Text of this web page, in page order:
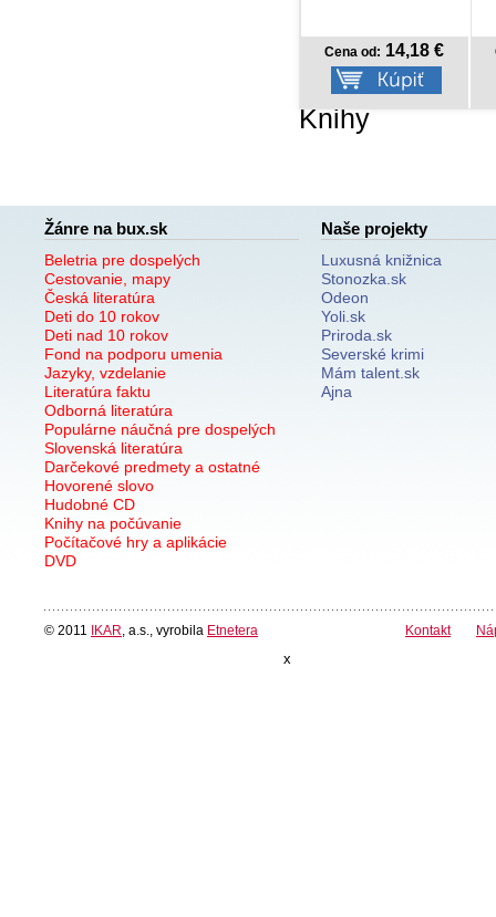
Cena od: 14,06 €
Knihy
Žánre na bux.sk
Beletria pre dospelých
Cestovanie, mapy
Česká literatúra
Deti do 10 rokov
Deti nad 10 rokov
Fond na podporu umenia
Jazyky, vzdelanie
Literatúra faktu
Odborná literatúra
Populárne náučná pre dospelých
Slovenská literatúra
Darčekové predmety a ostatné
Hovorené slovo
Hudobné CD
Knihy na počúvanie
Počítačové hry a aplikácie
DVD
Naše projekty
Luxusná knižnica
Stonozka.sk
Odeon
Yoli.sk
Priroda.sk
Severské krimi
Mám talent.sk
Ajna
© 2011 IKAR , a.s., vyrobila Etnetera Kontakt
x